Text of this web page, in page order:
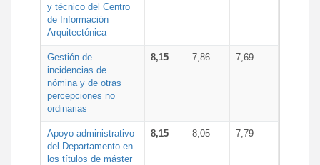
y técnico del Centro
de Información
Arquitectónica
Gestión de
incidencias de
nómina y de otras
percepciones no
ordinarias
8,15 7,86 7,69
Apoyo administrativo
del Departamento en
los títulos de máster
8,15 8,05 7,79